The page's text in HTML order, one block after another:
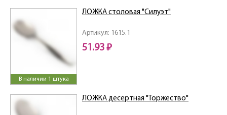
В наличии 1 штука
Артикул: 1615.1
ЛОЖКА столовая "Силуэт"
51.93 ₽
ЛОЖКА десертная "Торжество"